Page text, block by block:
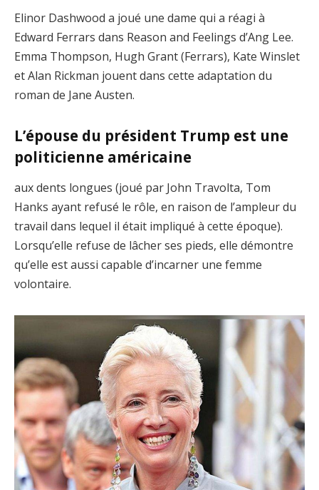
Elinor Dashwood a joué une dame qui a réagi à
Edward Ferrars dans Reason and Feelings d’Ang Lee.
Emma Thompson, Hugh Grant (Ferrars), Kate Winslet
et Alan Rickman jouent dans cette adaptation du
roman de Jane Austen.
L’épouse du président Trump est une
politicienne américaine
aux dents longues (joué par John Travolta, Tom
Hanks ayant refusé le rôle, en raison de l’ampleur du
travail dans lequel il était impliqué à cette époque).
Lorsqu’elle refuse de lâcher ses pieds, elle démontre
qu’elle est aussi capable d’incarner une femme
volontaire.